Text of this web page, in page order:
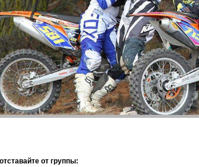
от группы: